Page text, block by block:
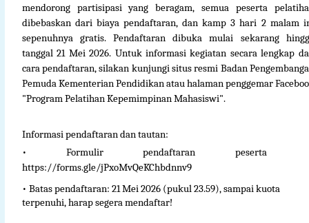
mendorong partisipasi yang beragam, semua peserta
dibebaskan dari biaya pendaftaran, dan kamp 3 hari 2 malam
sepenuhnya gratis. Pendaftaran dibuka mulai sekarang
tanggal 21 Mei 2026. Untuk informasi kegiatan secara lengkap
cara pendaftaran, silakan kunjungi situs resmi Badan
Pemuda Kementerian Pendidikan atau halaman penggemar
"Program Pelatihan Kepemimpinan Mahasiswi".
Informasi pendaftaran dan tautan:
• Formulir pendaftaran peserta
https://forms.gle/jPxoMvQeKChbdnnv9
• Batas pendaftaran: 21 Mei 2026 (pukul 23.59), sampai kuota
terpenuhi, harap segera mendaftar!